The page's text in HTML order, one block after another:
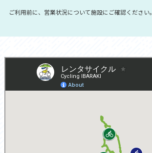
ご利用前に、営業状況について施設にご確認ください。